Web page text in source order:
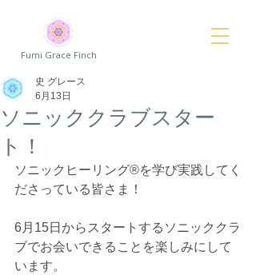
Fumi Grace Finch
ソニッククラブスター
ト！
史 グレース
6月13日
ソニックヒーリング®️を学び実践してく
ださっている皆さま！
6月15日からスタートするソニッククラ
ブでお会いできることを楽しみにして
います。